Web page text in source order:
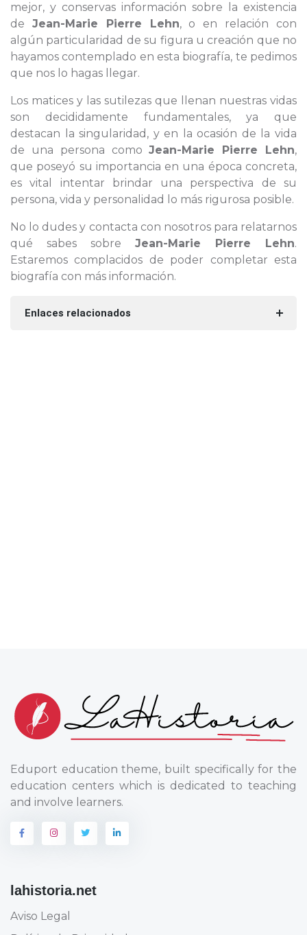
mejor, y conservas información sobre la existencia
de Jean-Marie Pierre Lehn, o en relación con
algún particularidad de su figura u creación que no
hayamos contemplado en esta biografía, te pedimos
que nos lo hagas llegar.
Los matices y las sutilezas que llenan nuestras vidas
son decididamente fundamentales, ya que
destacan la singularidad, y en la ocasión de la vida
de una persona comoJean-Marie Pierre Lehn,
que poseyó su importancia en una época concreta,
es vital intentar brindar una perspectiva de su
persona, vida y personalidad lo más rigurosa posible.
No lo dudes y contacta con nosotros para relatarnos
qué sabes sobre Jean-Marie Pierre Lehn.
Estaremos complacidos de poder completar esta
biografía con más información.
Enlaces relacionados
Eduport education theme, built specifically for the
education centers which is dedicated to teaching
and involve learners.
lahistoria.net
Aviso Legal